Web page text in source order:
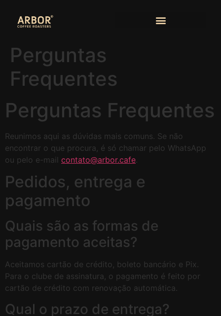
Perguntas
Frequentes
Perguntas Frequentes
Reunimos aqui as dúvidas mais comuns. Se não
encontrar o que procura, é só chamar pelo WhatsApp
ou pelo e-mail contato@arbor.cafe.
Pedidos, entrega e
pagamento
Quais são as formas de
pagamento aceitas?
Aceitamos cartão de crédito, boleto bancário e Pix.
Para o clube de assinatura, o pagamento é feito por
cartão de crédito com renovação automática.
Qual o prazo de entrega?